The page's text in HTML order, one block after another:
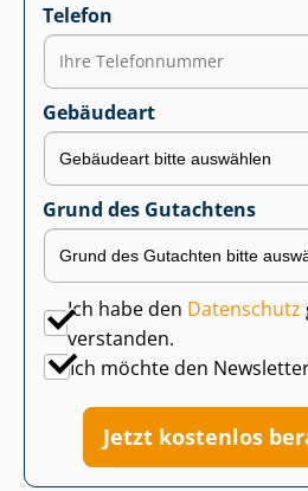
Telefon
Gebäudeart
Grund des Gutachtens
Ich habe den Datenschutz
verstanden.
Ich möchte den
Jetzt kostenlos